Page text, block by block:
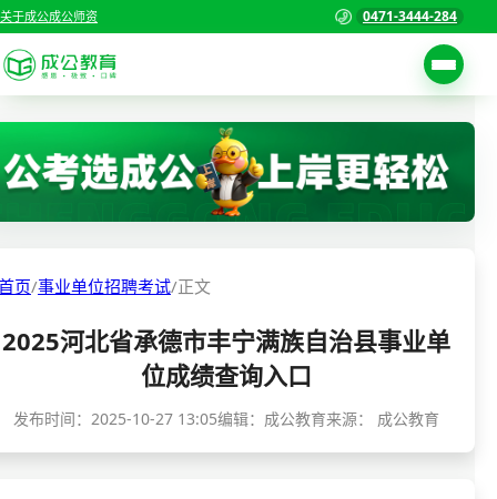
关于成公成公师资 0471-3444-284
考试公告
职位表
准考证打印
成绩查询
分数线
首页
国家公务员考试
三支一扶考试
警察/辅警考试
页/事业单位招聘考试/正文
2025河北省承德市丰宁满族自治县事业单
位成绩查询入口
发布时间： 2025-10-27 13:05编辑：成公教育来源： 成公教育